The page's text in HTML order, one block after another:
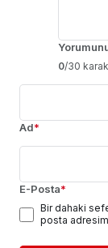
0/30
Ad*
E-Posta*
Bir dahaki
posta